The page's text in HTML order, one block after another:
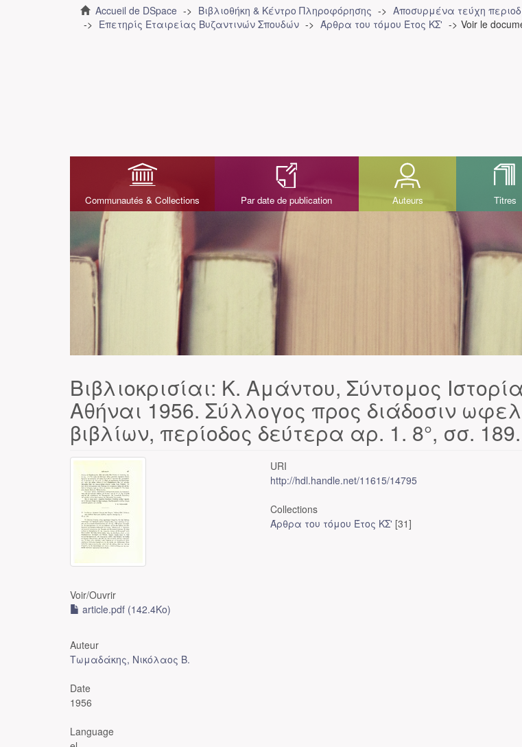
Accueil de DSpace Βιβλιοθήκη & Κέντρο Πληροφόρησης
Αποσυρμένα τεύχη
Επετηρίς Εταιρείας Βυζαντινών Σπουδών
Άρθρα του τόμου Έτος ΚΣ' Voir le
Communautés & Collections Par date de publication Auteurs Titres
Βιβλιοκρισίαι: Κ. Αμάντου, Σύντομος
Αθήναι 1956. Σύλλογος προς διάδοσιν
βιβλίων, περίοδος δεύτερα αρ. 1. 8°, σσ. 189.
Voir/Ouvrir
article.pdf (142.4Ko)
Auteur
Τωμαδάκης, Νικόλαος Β.
Date
1956
Language
URI
http://hdl.handle.net/11615/14795
Collections
Άρθρα του τόμου Έτος ΚΣ' [31]